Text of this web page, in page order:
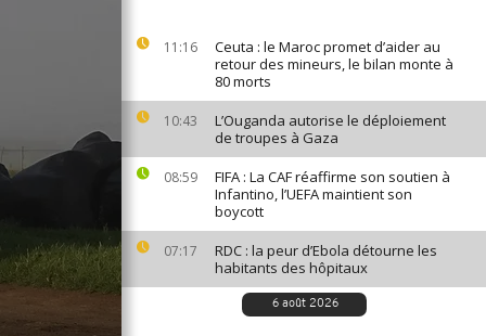
11:16
Ceuta : le Maroc promet d’aider au
retour des mineurs, le bilan monte à
80 morts
10:43
L’Ouganda autorise le déploiement
de troupes à Gaza
08:59
FIFA : La CAF réaffirme son soutien à
Infantino, l’UEFA maintient son
boycott
07:17
RDC : la peur d’Ebola détourne les
habitants des hôpitaux
6 août 2026